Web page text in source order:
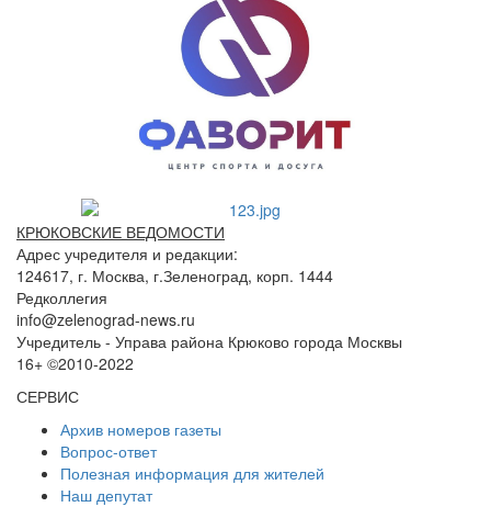
КРЮКОВСКИЕ ВЕДОМОСТИ
Адрес учредителя и редакции:
124617, г. Москва, г.Зеленоград, корп. 1444
Редколлегия
info@zelenograd-news.ru
Учредитель - Управа района Крюково города Москвы
16+ ©2010-2022
СЕРВИС
Архив номеров газеты
Вопрос-ответ
Полезная информация для жителей
Наш депутат